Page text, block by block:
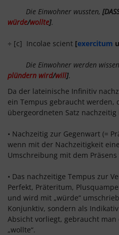
Die Einwohner wussten,
würde/wollte].
÷ [c] Incolae scient [exercitum
Die Einwohner werden
plündern wird/will].
Da der lateinische Infinitiv
ein Tempus gebraucht werden,
übergeordneten Satz nachzeitig
• Nachzeitig zur Gegenwart (=
wenn mit der Nachzeitigkeit
Umschreibung mit dem Präsens
• Das nachzeitige Tempus zur
Perfekt, Präteritum,
und wird mit „würde“
Konjunktiv, sondern als
Absicht vorliegt, gebraucht
„wollte“.